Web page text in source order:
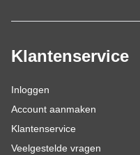
Klantenservice
Inloggen
Account aanmaken
Klantenservice
Veelgestelde vragen